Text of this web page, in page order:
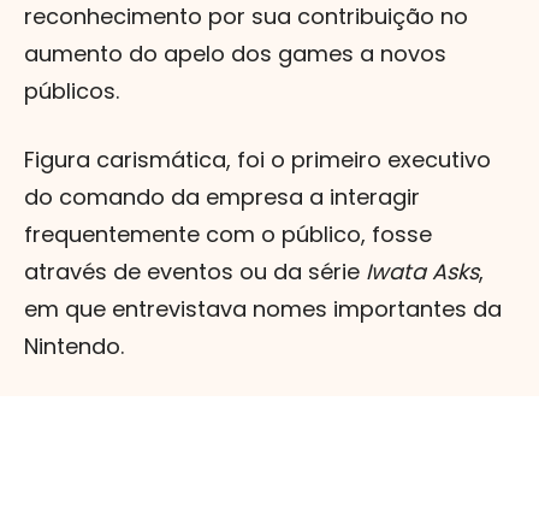
reconhecimento por sua contribuição no
aumento do apelo dos games a novos
públicos.
Figura carismática, foi o primeiro executivo
do comando da empresa a interagir
frequentemente com o público, fosse
através de eventos ou da série Iwata Asks,
em que entrevistava nomes importantes da
Nintendo.